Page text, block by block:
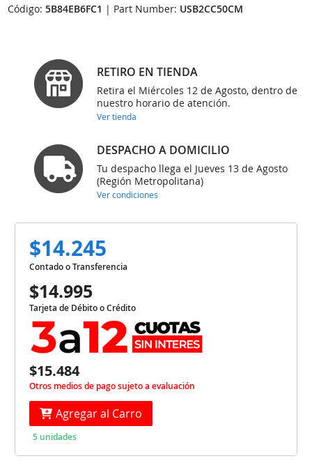
Código:5B84EB6FC1 | Part Number: USB2CC50CM
RETIRO EN TIENDA
Retira el Miércoles 12 de Agosto, dentro de
nuestro horario de atención.
Ver tienda
DESPACHO A DOMICILIO
Tu despacho llega el Jueves 13 de Agosto
(Región Metropolitana)
Ver condiciones
$14.245
Contado o Transferencia
$14.995
Tarjeta de Débito o Crédito
$15.484
Otros medios de pago sujeto a evaluación
Agregar al Carro
5 unidades